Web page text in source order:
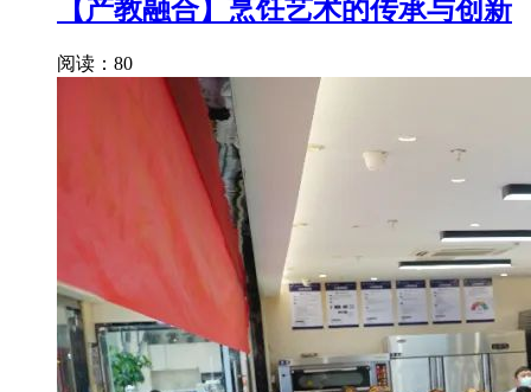
【产教融合】烹饪艺术的传承与创新
阅读：80